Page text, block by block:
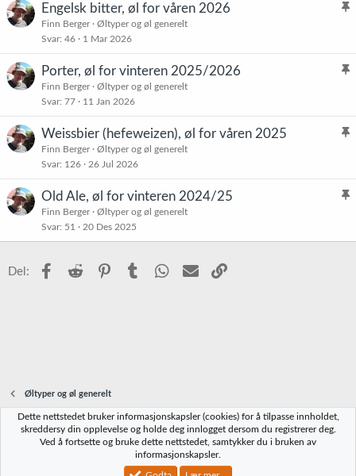
tK
t
Engelsk bitter, øl for våren 2026
Finn Berger
Øltyper og øl generelt
Svar 46 1 Mar 2026
K
t
Porter, øl for vinteren 2025/2026
Finn Berger
Øltyper og øl generelt
Svar 77 11 Jan 2026
K
t
Weissbier (hefeweizen), øl for våren 2025
Finn Berger
Øltyper og øl generelt
Svar 126 26 Jul 2026
K
s
Old Ale, øl for vinteren 2024/25
Finn Berger
Øltyper og øl generelt
Svar 51 20 Des 2025
Del: Facebook
Reddit PinterestTumblr WhatsApp
E-post
Øltyper og øl generelt
Norbrygg-default
Vilkår og regler Personvernregler
Dette nettstedet bruker informasjonskapsler (cookies) for å tilpasse innholdet,
skreddersy din opplevelse og holde deg innlogget dersom du registrerer deg.
Ved å fortsette og bruke dette nettstedet, samtykker du i bruken av
informasjonskapsler.